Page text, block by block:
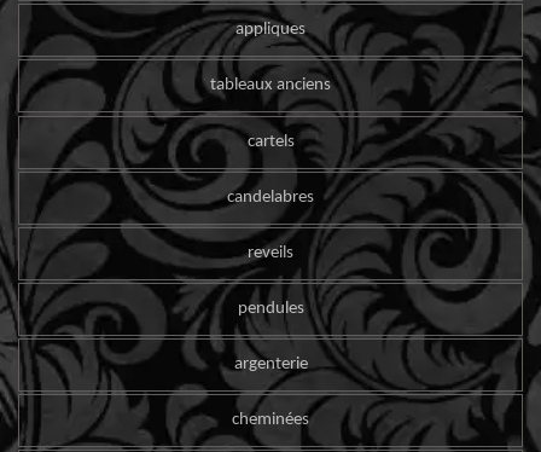
appliques
tableaux anciens
cartels
candelabres
reveils
pendules
argenterie
cheminées